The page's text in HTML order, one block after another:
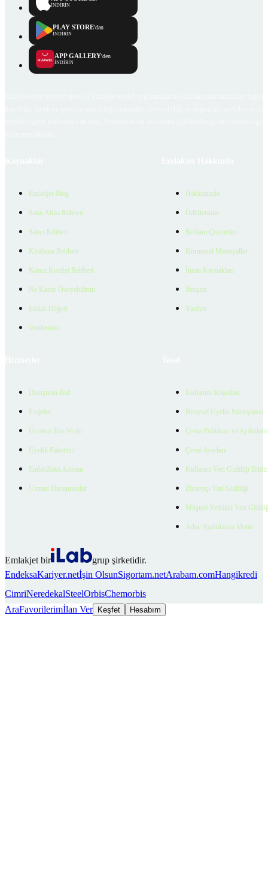
İNDİRİN
PLAY STORE'dan
İNDİRİN
APP GALLERY'den
İNDİRİN
Emlakjet Blog
Satın Alma Rehberi
Satıcı Rehberi
Kiralama Rehberi
Konut Kredisi Rehberi
Ne Kadar Ödeyebilirim
Emlak Değeri
Verilerimiz
Hakkımızda
Ödüllerimiz
Reklam Çözümleri
Kurumsal Materyaller
İnsan Kaynakları
İletişim
Yardım
Danışman Bul
Projeler
Ücretsiz İlan Verin
Üyelik Paketleri
EmlakZeka Asistan
Uzman Danışmanlar
Kullanım Koşulları
Bireysel Üyelik Sözleşmesi
Çerez Politikası ve
Çerez Ayarları
Kullanıcı Veri Gizliliği
Ziyaretçi Veri Gizliliği
Müşteri Yetkilisi Veri
Aday Aydınlatma Metni
Emlakjet bir
grup şirketidir.
EndeksaKariyer.netİşin OlsunSigortam.netArabam.comHangikredi
CimriNeredekalSteelOrbisChemorbis
AraFavorilerimİlan Ver Keşfet Hesabım